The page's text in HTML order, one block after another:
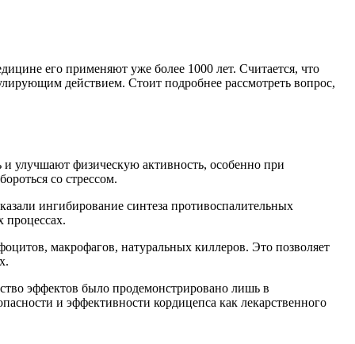
его применяют уже более 1000 лет. Считается, что
действием. Стоит подробнее рассмотреть вопрос,
улучшают физическую активность, особенно при
со стрессом.
ингибирование синтеза противоспалительных
процессах.
макрофагов, натуральных киллеров. Это позволяет
эффектов было продемонстрировано лишь в
и эффективности кордицепса как лекарственного